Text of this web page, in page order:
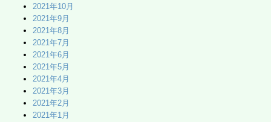
2021年10月
2021年9月
2021年8月
2021年7月
2021年6月
2021年5月
2021年4月
2021年3月
2021年2月
2021年1月